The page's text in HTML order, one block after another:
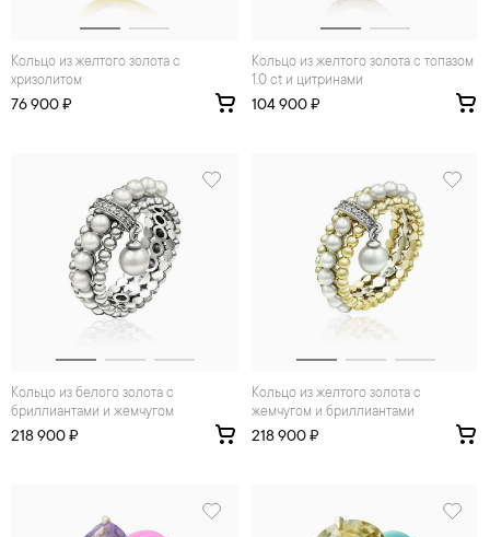
Кольцо из желтого золота с
хризолитом
76 900 ₽
Кольцо из желтого золота с топазом
1.0 ct и цитринами
104 900 ₽
Кольцо из белого золота с
бриллиантами и жемчугом
218 900 ₽
Кольцо из желтого золота с
жемчугом и бриллиантами
218 900 ₽